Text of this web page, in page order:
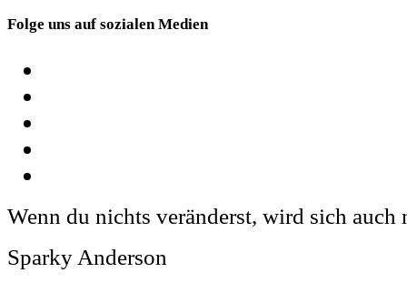
Folge uns auf sozialen Medien
Wenn du nichts veränderst, wird sich auch
Sparky Anderson